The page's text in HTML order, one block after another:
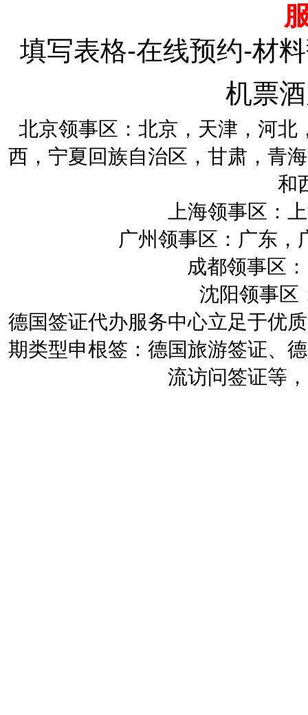
填写表格-在线预约-材
机票
北京领事区：北京，天津，河
西，宁夏回族自治区，甘肃，青
和
上海领事区：
广州领事区：广东，
成都领事区
沈阳领事区
德国签证代办服务中心立足于优
期类型申根签：德国旅游签证、
流访问签证等